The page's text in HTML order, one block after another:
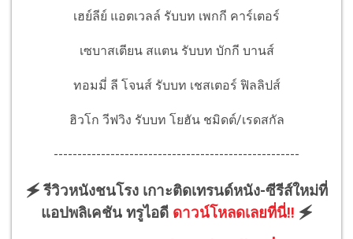
เฮย์ลีย์ แอตเวลล์ รับบท เพกกี คาร์เตอร์
เซบาสเตียน สแตน รับบท บักกี บานส์
ทอมมี่ ลี โจนส์ รับบท เชสเตอร์ ฟิลลิปส์
ฮิวโก วีฟวิง รับบท โยฮัน ชมิดต์/เรดสกัล
----------------------------------------------------
🗲 รีวิวหนังชนโรง เกาะติดเทรนด์หนัง-ซีรีส์ใหม่ที่
แอปพลิเคชัน ทรูไอดี ดาวน์โหลดเลยที่นี่!! 🗲